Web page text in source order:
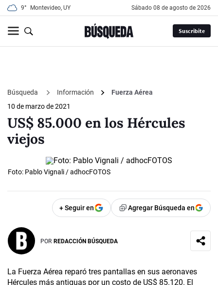
9° Montevideo, UY sábado 08 de agosto de 2026
Suscribite
Búsqueda Información
Fuerza Aérea
10 de marzo de 2021
US$ 85.000 en los Hércules
viejos
Foto: Pablo Vignali / adhocFOTOS
+ Seguir en Agregar Búsqueda en
POR REDACCIÓN BÚSQUEDA
La Fuerza Aérea reparó tres pantallas en sus aeronaves
Hércules más antiguas por un costo de US$ 85.120. El